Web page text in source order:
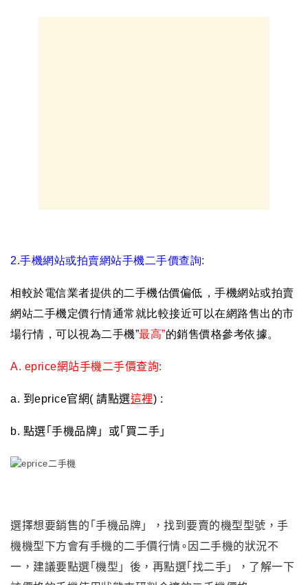
2.手機網站或拍賣網站手機二手價查詢:
相較於電信業者提供的二手機估價偏低 ， 手機網站或拍賣
網站二手機定價行情通常就比較接近可以在網路售出的市
場行情 ，可以視為二手機”最高”的銷售價格參考依據。
A. eprice網站手機二手價查詢:
a. 到eprice官網( 請點選這裡) :
b. 點選｢手機品牌」或｢買二手」
選擇想要銷售的｢手機品牌」，找到要賣的機型型號，手
機機型下方會有手機的二手價行情∘因二手機的狀況不
一，建議要點選｢機型」後，再點選｢找二手」，了解一下